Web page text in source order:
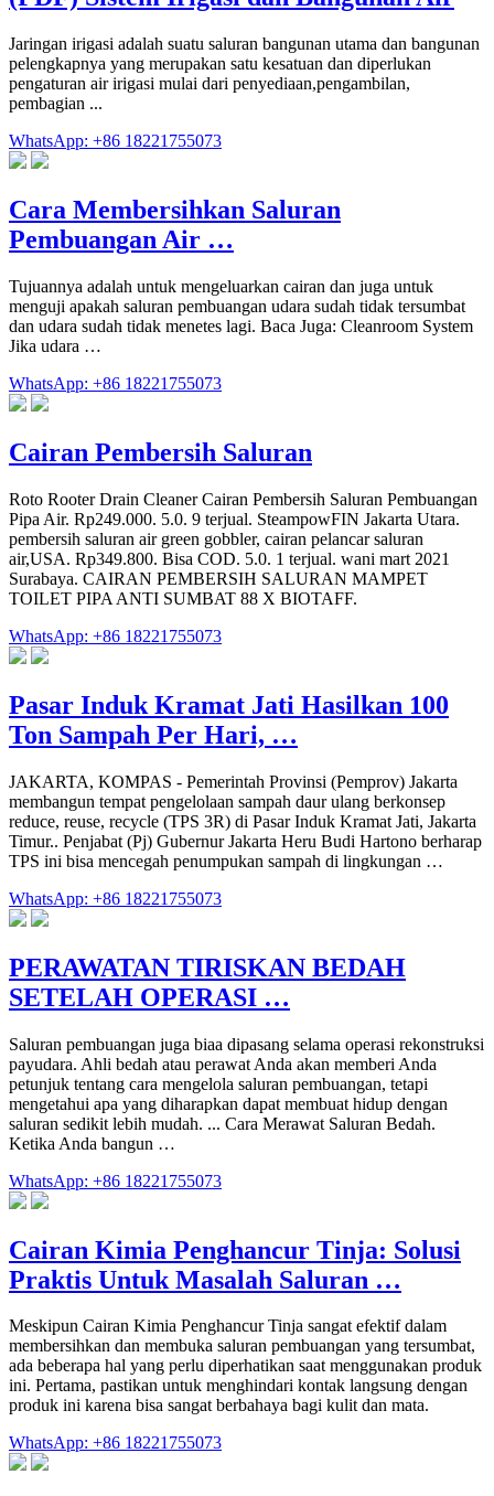
Jaringan irigasi adalah suatu saluran bangunan utama dan bangunan
pelengkapnya yang merupakan satu kesatuan dan diperlukan
pengaturan air irigasi mulai dari penyediaan,pengambilan,
pembagian ...
WhatsApp: +86 18221755073
Cara Membersihkan Saluran
Pembuangan Air …
Tujuannya adalah untuk mengeluarkan cairan dan juga untuk
menguji apakah saluran pembuangan udara sudah tidak tersumbat
dan udara sudah tidak menetes lagi. Baca Juga: Cleanroom System
Jika udara …
WhatsApp: +86 18221755073
Cairan Pembersih Saluran
Roto Rooter Drain Cleaner Cairan Pembersih Saluran Pembuangan
Pipa Air. Rp249.000. 5.0. 9 terjual. SteampowFIN Jakarta Utara.
pembersih saluran air green gobbler, cairan pelancar saluran
air,USA. Rp349.800. Bisa COD. 5.0. 1 terjual. wani mart 2021
Surabaya. CAIRAN PEMBERSIH SALURAN MAMPET
TOILET PIPA ANTI SUMBAT 88 X BIOTAFF.
WhatsApp: +86 18221755073
Pasar Induk Kramat Jati Hasilkan 100
Ton Sampah Per Hari, …
JAKARTA, KOMPAS - Pemerintah Provinsi (Pemprov) Jakarta
membangun tempat pengelolaan sampah daur ulang berkonsep
reduce, reuse, recycle (TPS 3R) di Pasar Induk Kramat Jati, Jakarta
Timur.. Penjabat (Pj) Gubernur Jakarta Heru Budi Hartono berharap
TPS ini bisa mencegah penumpukan sampah di lingkungan …
WhatsApp: +86 18221755073
PERAWATAN TIRISKAN BEDAH
SETELAH OPERASI …
Saluran pembuangan juga biaa dipasang selama operasi rekonstruksi
payudara. Ahli bedah atau perawat Anda akan memberi Anda
petunjuk tentang cara mengelola saluran pembuangan, tetapi
mengetahui apa yang diharapkan dapat membuat hidup dengan
saluran sedikit lebih mudah. ... Cara Merawat Saluran Bedah.
Ketika Anda bangun …
WhatsApp: +86 18221755073
Cairan Kimia Penghancur Tinja: Solusi
Praktis Untuk Masalah Saluran …
Meskipun Cairan Kimia Penghancur Tinja sangat efektif dalam
membersihkan dan membuka saluran pembuangan yang tersumbat,
ada beberapa hal yang perlu diperhatikan saat menggunakan produk
ini. Pertama, pastikan untuk menghindari kontak langsung dengan
produk ini karena bisa sangat berbahaya bagi kulit dan mata.
WhatsApp: +86 18221755073